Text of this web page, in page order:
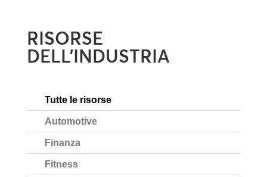
RISORSE
DELL’INDUSTRIA
Tutte le risorse
Automotive
Finanza
Fitness